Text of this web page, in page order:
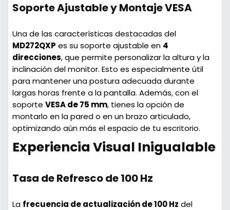
Soporte Ajustable y Montaje VESA
Una de las características destacadas del
MD272QXP es su soporte ajustable en 4
direcciones, que permite personalizar la altura y la
inclinación del monitor. Esto es especialmente útil
para mantener una postura adecuada durante
largas horas frente a la pantalla. Además, con el
soporte VESA de 75 mm, tienes la opción de
montarlo en la pared o en un brazo articulado,
optimizando aún más el espacio de tu escritorio.
Experiencia Visual Inigualable
Tasa de Refresco de 100 Hz
La frecuencia de actualización de 100 Hz del